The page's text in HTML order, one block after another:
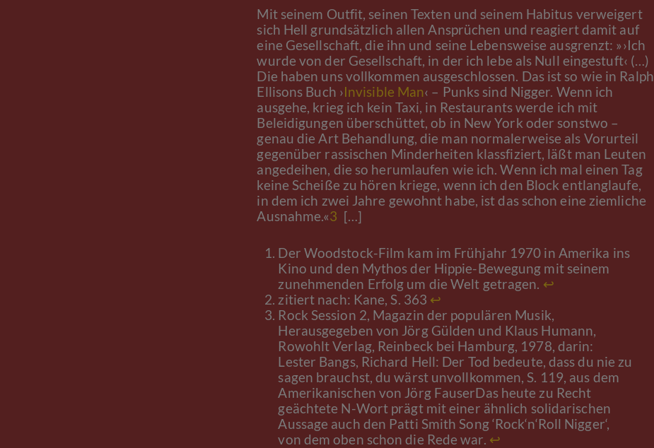
Mit seinem Outfit, seinen Texten und seinem Habitus verweigert
sich Hell grundsätzlich allen Ansprüchen und reagiert damit auf
eine Gesellschaft, die ihn und seine Lebensweise ausgrenzt: »›Ich
wurde von der Gesellschaft, in der ich lebe als Null eingestuft‹ (…)
Die haben uns vollkommen ausgeschlossen. Das ist so wie in Ralph
Ellisons Buch ›Invisible Man‹ – Punks sind Nigger. Wenn ich
ausgehe, krieg ich kein Taxi, in Restaurants werde ich mit
Beleidigungen überschüttet, ob in New York oder sonstwo –
genau die Art Behandlung, die man normalerweise als Vorurteil
gegenüber rassischen Minderheiten klassfiziert, läßt man Leuten
angedeihen, die so herumlaufen wie ich. Wenn ich mal einen Tag
keine Scheiße zu hören kriege, wenn ich den Block entlanglaufe,
in dem ich zwei Jahre gewohnt habe, ist das schon eine ziemliche
Ausnahme.«3 […]
Der Woodstock-Film kam im Frühjahr 1970 in Amerika ins
Kino und den Mythos der Hippie-Bewegung mit seinem
zunehmenden Erfolg um die Welt getragen. ↩︎
zitiert nach: Kane, S. 363 ↩︎
Rock Session 2, Magazin der populären Musik,
Herausgegeben von Jörg Gülden und Klaus Humann,
Rowohlt Verlag, Reinbeck bei Hamburg, 1978, darin:
Lester Bangs, Richard Hell: Der Tod bedeute, dass du nie zu
sagen brauchst, du wärst unvollkommen, S. 119, aus dem
Amerikanischen von Jörg FauserDas heute zu Recht
geächtete N-Wort prägt mit einer ähnlich solidarischen
Aussage auch den Patti Smith Song ‘Rock‘n‘Roll Nigger‘,
von dem oben schon die Rede war. ↩